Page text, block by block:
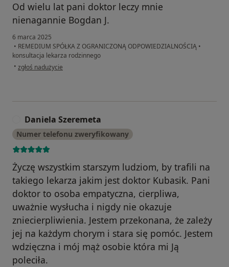
Od wielu lat pani doktor leczy mnie
nienagannie Bogdan J.
6 marca 2025
• REMEDIUM SPÓŁKA Z OGRANICZONĄ ODPOWIEDZIALNOŚCIĄ •
konsultacja lekarza rodzinnego
• w opinii użytkownika BOGDAN. J
zgłoś nadużycie
Daniela Szeremeta
Numer telefonu zweryfikowany
Życzę wszystkim starszym ludziom, by trafili na
takiego lekarza jakim jest doktor Kubasik. Pani
doktor to osoba empatyczna, cierpliwa,
uważnie wysłucha i nigdy nie okazuje
zniecierpliwienia. Jestem przekonana, że zależy
jej na każdym chorym i stara się pomóc. Jestem
wdzięczna i mój mąż osobie która mi Ją
poleciła.